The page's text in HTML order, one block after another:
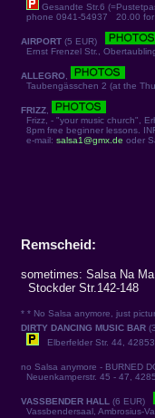
Gesandte Str.6
phone 0941-54937 20.00 for
AIRPORT (5 EUR)
Ernst Frenzel Str.,
ALLEGRO
Taubengässchen 2 (at the
FRIZZ
Frizz, - "your music church",
8pm free beginner lessons.
e-mail: salsa1@gmx.de oder
Remscheid:
sometimes: Salsa Na
Stockder Str.142-148
* * No Salsa anymore, just
DIRTY DANCING MUSIC BAR
Elberfelder Str. 44,
no Salsa anymore - BURNED
Neuenkamperstr. 45 - 47,
VASSBENDER HALL (6 EUR)
Vassbendersaal, Ambrosius-